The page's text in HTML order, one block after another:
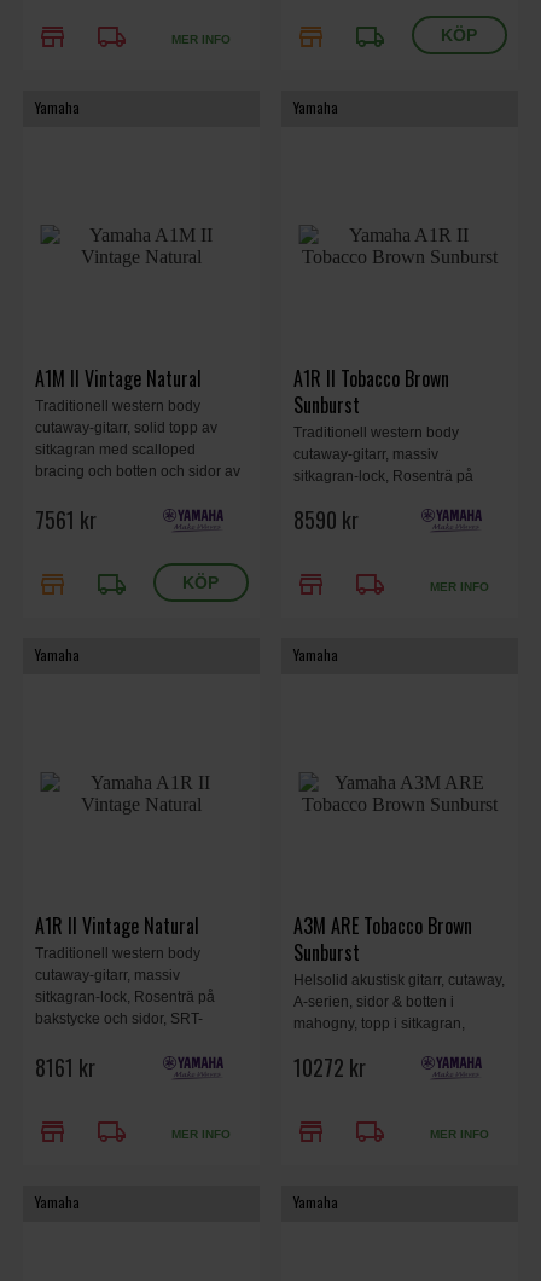
store local_shipping MER INFO
garanterar solid plug-in-
prestanda. Tobacco Brown
store local_shipping
Yamaha
A1M II Vintage Natural
Traditionell western body
cutaway-gitarr, solid topp av
sitkagran med scalloped
bracing och botten och sidor av
ursprungliga SRT-piezo-pickup
garanterar solid plug-in-
7561 kr
store local_shipping
Yamaha
A1R II Tobacco Brown
Sunburst
Traditionell western body
cutaway-gitarr, massiv
sitkagran-lock, Rosenträ på
piezomikrofon, Hög komfort i
Tobacco Brown Sunburst.
8590 kr
store local_shipping MER INFO
Yamaha
A1R II Vintage Natural
Traditionell western body
cutaway-gitarr, massiv
sitkagran-lock, Rosenträ på
bakstycke och sidor, SRT-
halsprofilen, Enkelt och distinkt
utseende, Elixir-strängar,
8161 kr
store local_shipping MER INFO
Yamaha
A3M ARE Tobacco Brown
Sunburst
Helsolid akustisk gitarr, cutaway,
A-serien, sidor & botten i
mahogny, topp i sitkagran,
Enchancement, hals i 3-delad
Yamaha System 71 + SRT Piezo
10272 kr
store local_shipping MER INFO
Yamaha Yamaha